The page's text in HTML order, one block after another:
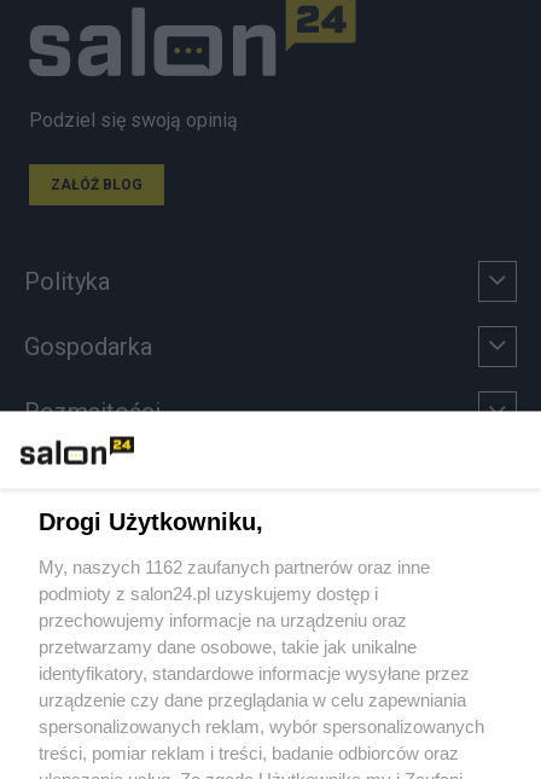
Podziel się swoją opinią
ZAŁÓŻ BLOG
Polityka
Gospodarka
Rozmaitości
Sport
Społeczeństwo
Kultura
Drogi Użytkowniku,
My, naszych 1162 zaufanych partnerów oraz inne
podmioty z salon24.pl uzyskujemy dostęp i
przechowujemy informacje na urządzeniu oraz
przetwarzamy dane osobowe, takie jak unikalne
identyfikatory, standardowe informacje wysyłane przez
urządzenie czy dane przeglądania w celu zapewniania
spersonalizowanych reklam, wybór spersonalizowanych
treści, pomiar reklam i treści, badanie odbiorców oraz